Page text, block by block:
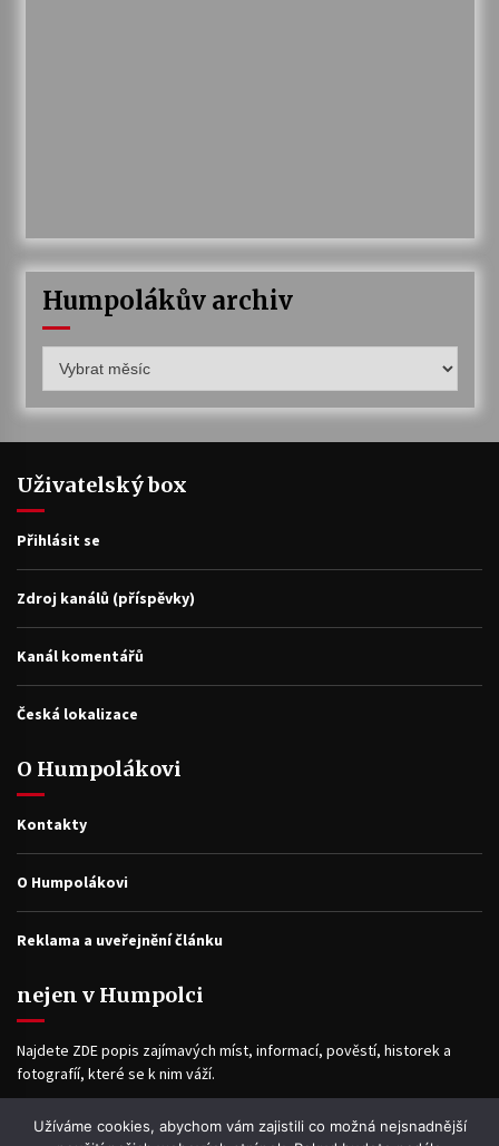
Humpolákův archiv
archiv
Uživatelský box
Přihlásit se
Zdroj kanálů (příspěvky)
Kanál komentářů
Česká lokalizace
O Humpolákovi
Kontakty
O Humpolákovi
Reklama a uveřejnění článku
nejen v Humpolci
Najdete ZDE popis zajímavých míst, informací, pověstí, historek a
fotografíí, které se k nim váží.
Užíváme cookies, abychom vám zajistili co možná nejsnadnější